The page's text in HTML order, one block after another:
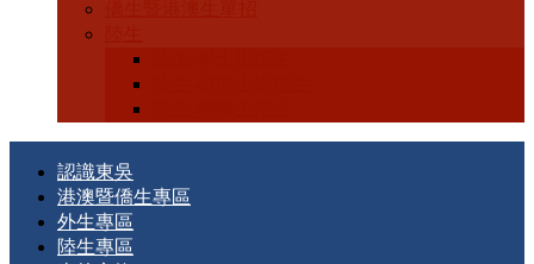
認識東吳
港澳暨僑生專區
外生專區
陸生專區